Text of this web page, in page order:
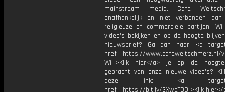
mainstream media. Café
onafhankelijk en niet verbonden aan
religieuze of commerciële partijen.
video's bekijken en op de hoogte
nieuwsbrief? Ga dan naar: <a
href="https://www.cafeweltschmerz.nl/
Wil">Klik hier</a> je op de
gebracht van onze nieuwe video's?
deze link: <a
href="https://bit.ly/3XweTO0">Klik hier</